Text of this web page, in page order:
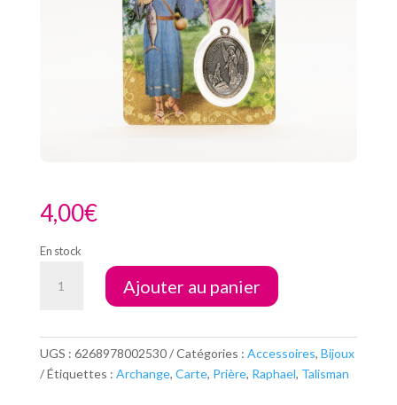
4,00€
En stock
Raphael
Ajouter au panier
UGS : 6268978002530 Catégories : Accessoires, Bijoux
Étiquettes : Archange, Carte, Prière, Raphael, Talisman